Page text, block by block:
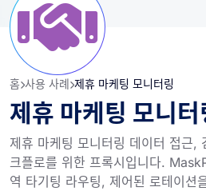
홈 사용 사례 제휴 마케팅 모니터링
제휴 마케팅 모니터
제휴 마케팅 모니터링 데이터 접근,
크플로를 위한 프록시입니다.
역 타기팅 라우팅, 제어된 로테이션